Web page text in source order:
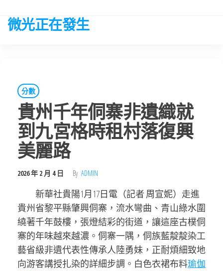
微光正在發生
分數
貴州千年侗寨非遺織就
到九宮格時租村落復興
美麗路
2026 年 2 月 4 日 By ADMIN
新華社貴陽1月17日電（記者 周宣妮）走進
貴州省黎平縣肇興侗寨，流水彎曲、青山綠水圍
繞著千年鼓樓，張燈結彩的街道，讓這座古樸侗
寨的年味越來越濃。侗寨一隅，侗族藍靛靛染工
藝省級非遺代表性傳承人陸勇妹，正耐煩細致地
向游客講授扎染的詳細步調。白色衣裙布料瑜伽